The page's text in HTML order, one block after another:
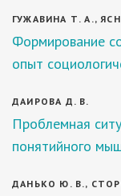
ГУЖАВИНА Т. А.,
Формирование
опыт
ДАИРОВА Д. В.
Проблемная
понятийного
ДАНЬКО Ю. В.,